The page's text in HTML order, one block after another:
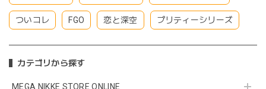
ついコレ FGO 恋と深空 プリティーシリーズ
カテゴリから探す
MEGA NIKKE STORE ONLINE